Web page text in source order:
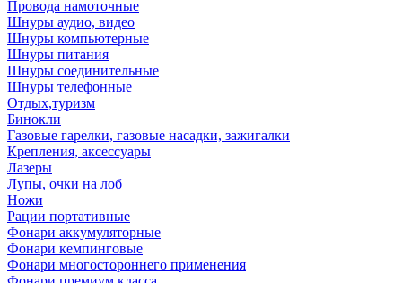
Провода намоточные
Шнуры аудио, видео
Шнуры компьютерные
Шнуры питания
Шнуры соединительные
Шнуры телефонные
Отдых,туризм
Бинокли
Газовые гарелки, газовые насадки, зажигалки
Крепления, аксессуары
Лазеры
Лупы, очки на лоб
Ножи
Рации портативные
Фонари аккумуляторные
Фонари кемпинговые
Фонари многостороннего применения